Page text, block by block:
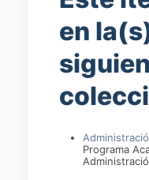
en
Programa